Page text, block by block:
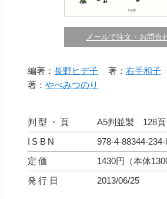
メールで注文・お問合
編著：長野ヒデ子 著： 右手和子
著：やべみつのり
判型・頁
A5判並製 128頁
ISBN
978-4-88344-234-
定価
1430円（本体
発行日
2013/06/25